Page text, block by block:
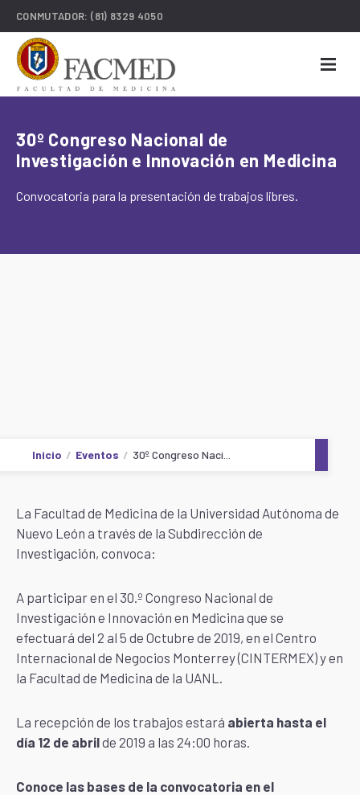
CONMUTADOR:(81) 8329 4050
30º Congreso Nacional de
Investigación e Innovación en Medicina
Convocatoria para la presentación de trabajos libres.
Inicio Eventos 30º Congreso Naci...
La Facultad de Medicina de la Universidad Autónoma de
Nuevo León a través de la Subdirección de
Investigación, convoca:
A participar en el 30.º Congreso Nacional de
Investigación e Innovación en Medicina que se
efectuará del 2 al 5 de Octubre de 2019, en el Centro
Internacional de Negocios Monterrey (CINTERMEX) y en
la Facultad de Medicina de la UANL.
La recepción de los trabajos estará abierta hasta el
día 12 de abrilde 2019 a las 24:00 horas.
Conoce las bases de la convocatoria en el